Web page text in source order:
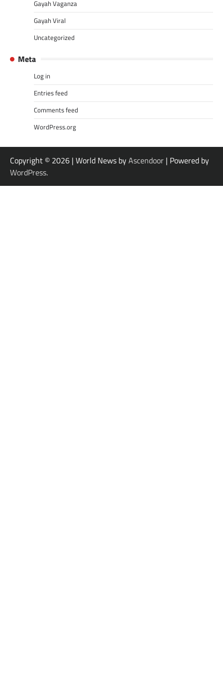
Gayah Vaganza
Gayah Viral
Uncategorized
Meta
Log in
Entries feed
Comments feed
WordPress.org
Copyright © 2026 | World News byAscendoor | Powered by
WordPress.